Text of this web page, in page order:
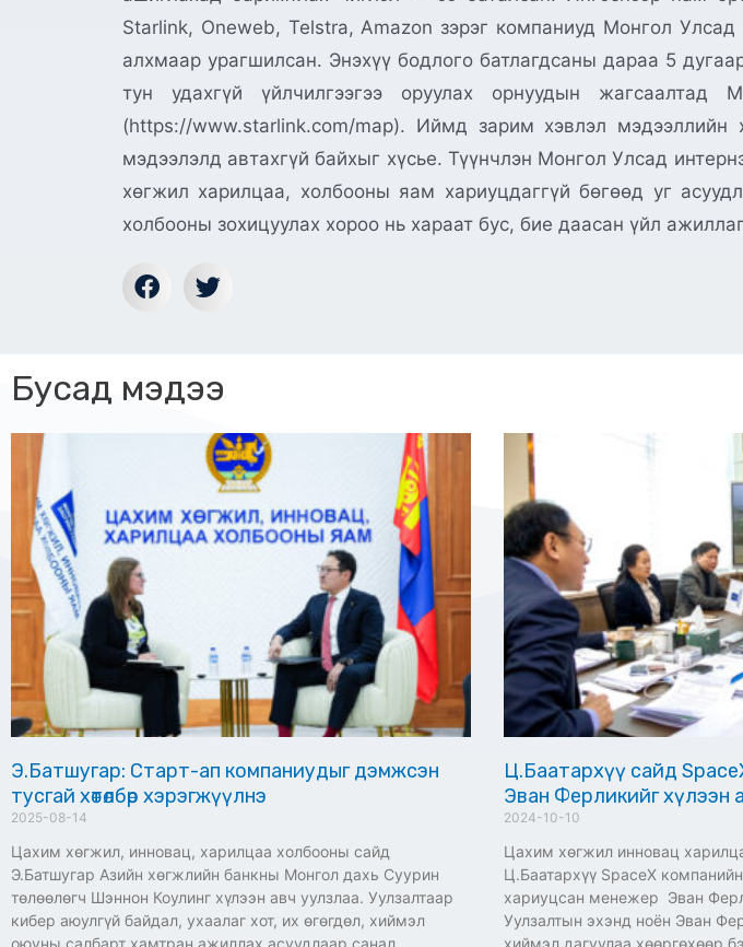
Starlink, Oneweb, Telstra, Amazon зэрэг компаниуд Монгол Улсад
алхмаар урагшилсан. Энэхүү бодлого батлагдсаны дараа 5
тун удахгүй үйлчилгээгээ оруулах орнуудын
(https://www.starlink.com/map). Иймд зарим хэвлэл мэдээллийн
мэдээлэлд автахгүй байхыг хүсье. Түүнчлэн Монгол Улсад
хөгжил харилцаа, холбооны яам хариуцдаггүй бөгөөд уг
холбооны зохицуулах хороо нь хараат бус, бие даасан үйл
Бусад мэдээ
Э.Батшугар: Старт-ап компаниудыг дэмжсэн
тусгай хөтөлбөр хэрэгжүүлнэ
2025-08-14
Цахим хөгжил, инновац, харилцаа холбооны сайд
Э.Батшугар Азийн хөгжлийн банкны Монгол дахь Суурин
төлөөлөгч Шэннон Коулинг хүлээн авч уулзлаа. Уулзалтаар
кибер аюулгүй байдал, ухаалаг хот, их өгөгдөл, хиймэл
оюуны салбарт хамтран ажиллах асуудлаар санал
Ц.Баатархүү сайд
Эван Ферликийг хүлээн
2024-10-10
Цахим хөгжил инновац
Ц.Баатархүү SpaceX
хариуцсан менежер Эван
Уулзалтын эхэнд ноён Эван
хиймэл дагуулаа хөөргөхөөр